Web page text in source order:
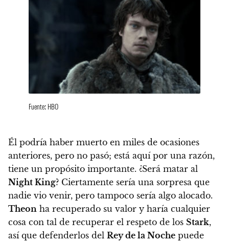
Fuente: HBO
Él podría haber muerto en miles de ocasiones
anteriores, pero no pasó; está aquí por una razón,
tiene un propósito importante. ¿Será matar al
Night King? Ciertamente sería una sorpresa que
nadie vio venir, pero tampoco sería algo alocado.
Theon ha recuperado su valor y haría cualquier
cosa con tal de recuperar el respeto de los Stark,
así que defenderlos del Rey de la Noche puede